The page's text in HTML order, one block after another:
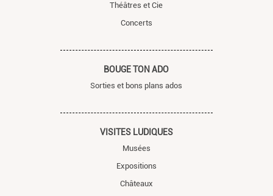
Théâtres et Cie
Concerts
BOUGE TON ADO
Sorties et bons plans ados
VISITES LUDIQUES
Musées
Expositions
Châteaux